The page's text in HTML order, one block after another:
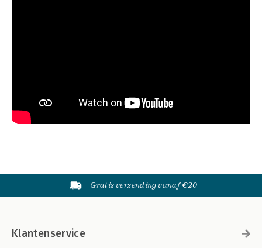
Gratis verzending vanaf €20
Klantenservice